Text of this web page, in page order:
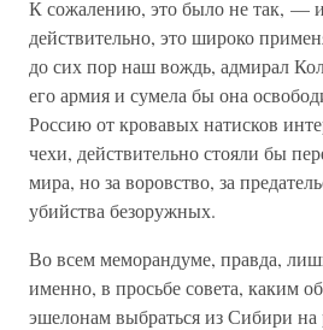
К сожалению, это было не так, —
действительно, это широко
до сих пор наш вождь, адмирал
его армия и сумела бы она
Россию от кровавых натисков
чехи, действительно стояли бы
мира, но за воровство, за
убийства безоружных.
Во всем меморандуме, правда,
именно, в просьбе совета, каким
эшелонам выбраться из Сибири на